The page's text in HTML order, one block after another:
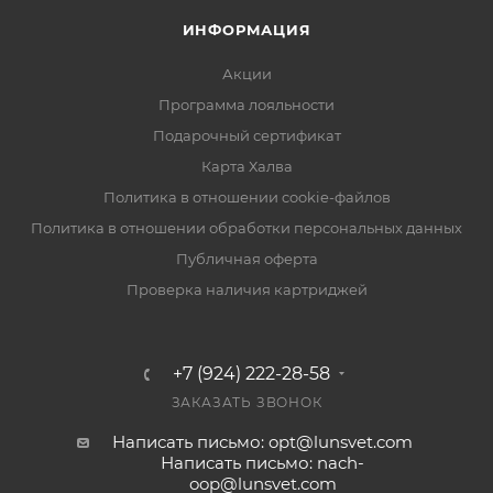
ИНФОРМАЦИЯ
Акции
Программа лояльности
Подарочный сертификат
Карта Халва
Политика в отношении cookie-файлов
Политика в отношении обработки персональных данных
Публичная оферта
Проверка наличия картриджей
+7 (924) 222-28-58
ЗАКАЗАТЬ ЗВОНОК
Написать письмо: opt@lunsvet.com
Написать письмо: nach-
oop@lunsvet.com